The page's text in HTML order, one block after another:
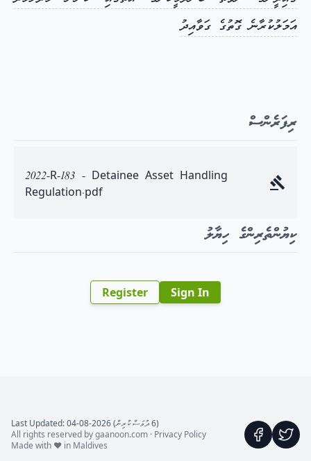
އަމަލުކުރާނެ ގޮތުގެ ގަވާއިދު
ރިފަރެންސް
2022-R-183 - Detainee Asset Handling
Regulation.pdf
ކިޔުންތެރިންގެ ހިޔާލު
Sign In
Register
(6 ދުވަސް ކުރިން) Last Updated: 04-08-2026
All rights reserved by gaanoon.com · Privacy Policy
Made with ♥ in Maldives